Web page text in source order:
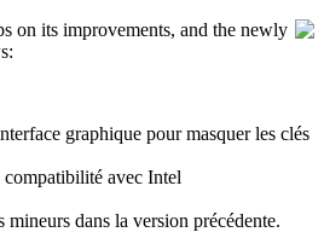
on its improvements, and the newly
graphique pour masquer les clés
avec Intel
dans la version précédente.